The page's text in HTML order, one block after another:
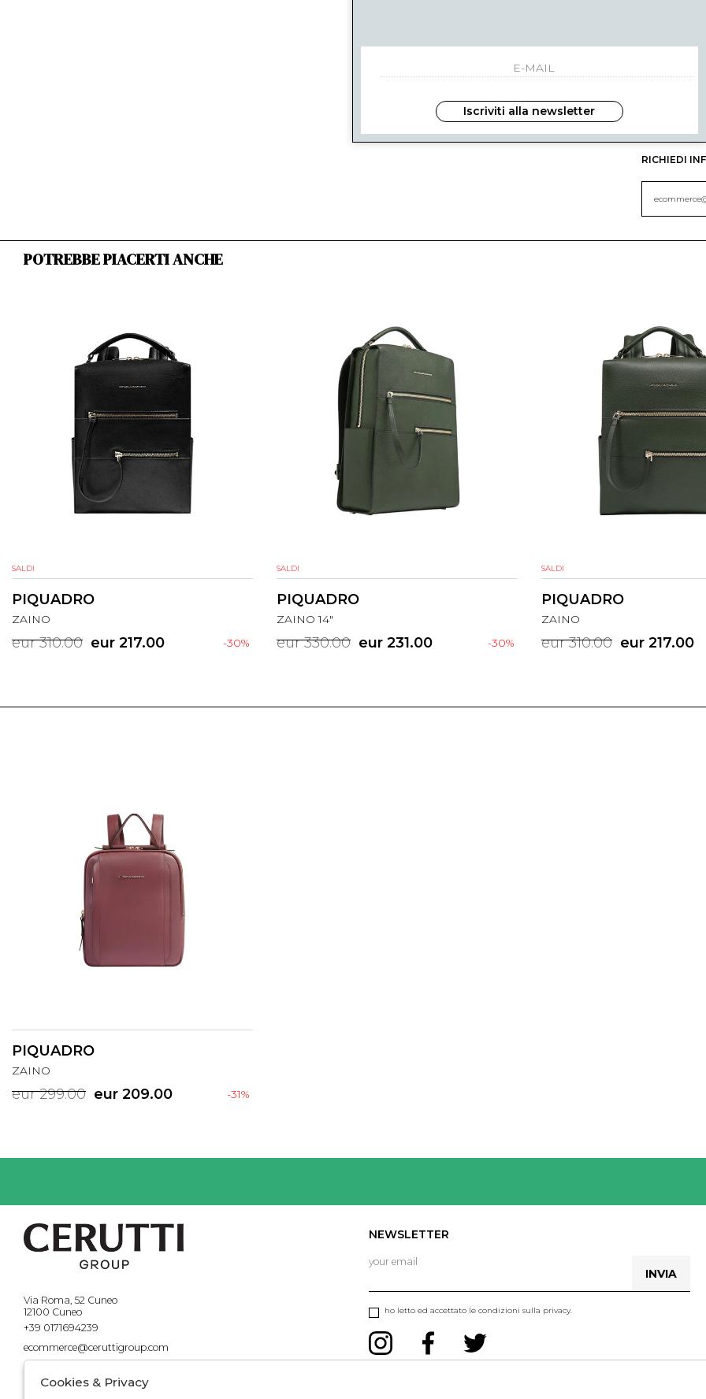
RICHIEDI
POTREBBE PIACERTI ANCHE
SALDI
PIQUADRO
ZAINO
eur 310.00 -30%
eur 217.00
SALDI
PIQUADRO
ZAINO 14"
eur 330.00 -30%
eur 231.00
SALDI
PIQUADRO
ZAINO
eur 310.00 eur 217.00
PIQUADRO
ZAINO
eur 299.00 -31%
eur 209.00
Via Roma, 52 Cuneo
12100 Cuneo
+39 0171694239
ecommerce@ceruttigroup.com
NEWSLETTER
ho letto ed accettato le condizioni sulla privacy.
INVIA
Iscriviti alla newsletter
Cookies & Privacy